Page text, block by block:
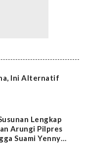
Ini Alternatif
Lengkap
Arungi Pilpres
Suami Yenny